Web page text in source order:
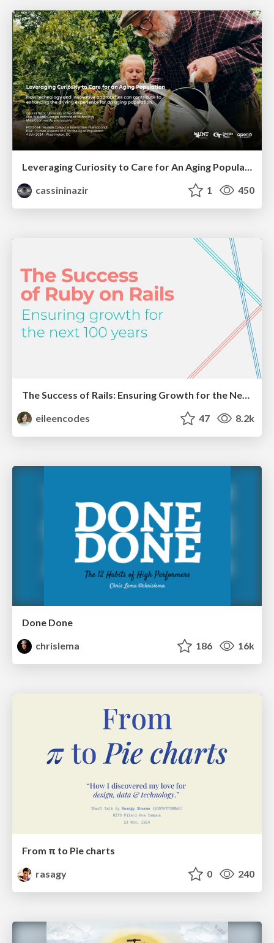
Leveraging Curiosity to Care for An Aging Population
cassininazir
1 450
The Success of Rails: Ensuring Growth for the Next 100 Years
eileencodes
47 8.2k
Done Done
chrislema
186 16k
From π to Pie charts
rasagy
0 240